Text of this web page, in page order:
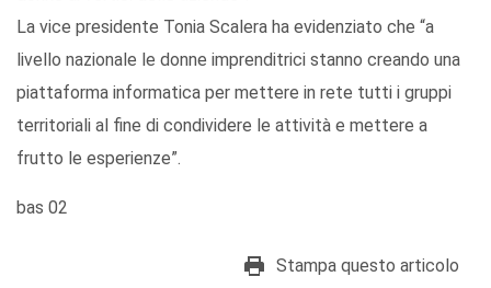
La vice presidente Tonia Scalera ha evidenziato che “a
livello nazionale le donne imprenditrici stanno creando una
piattaforma informatica per mettere in rete tutti i gruppi
territoriali al fine di condividere le attività e mettere a
frutto le esperienze”.
bas 02
Stampa questo articolo